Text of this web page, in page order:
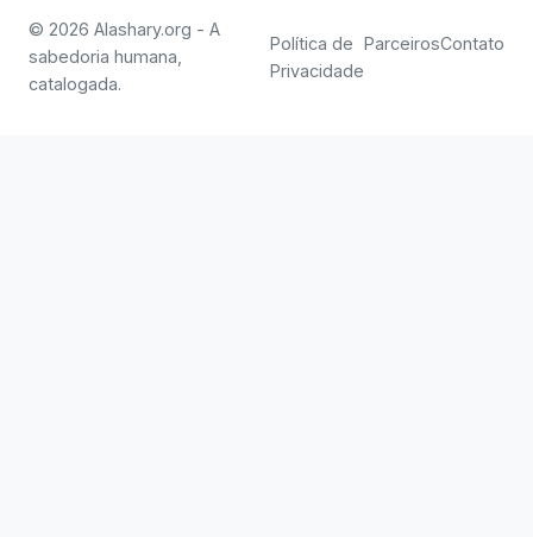
© 2026 Alashary.org - A
sabedoria humana,
catalogada.
Política de
Privacidade
ParceirosContato